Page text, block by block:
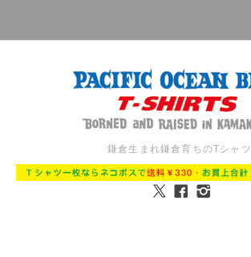
鎌倉生まれ鎌倉育ちのTシャツ